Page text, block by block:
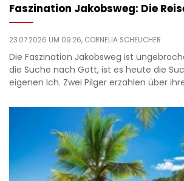
Faszination Jakobsweg: Die
23.07.2026 UM 09:26, CORNELIA SCHEUCHER
Die Faszination Jakobsweg ist
die Suche nach Gott, ist es heute die
eigenen Ich. Zwei Pilger erzählen über